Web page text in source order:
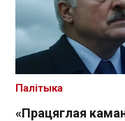
«Працяглая
Палітыка